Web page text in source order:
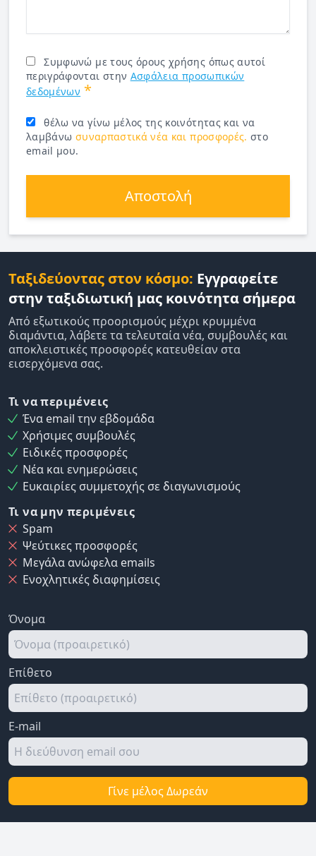
Συμφωνώ με τους όρους χρήσης όπως αυτοί
περιγράφονται στην Ασφάλεια προσωπικών
δεδομένων *
θέλω να γίνω μέλος της κοινότητας και να
λαμβάνω συναρπαστικά νέα και προσφορές. στο
email μου.
Αποστολή
Ταξιδεύοντας στον κόσμο: Εγγραφείτε
στην ταξιδιωτική μας κοινότητα σήμερα
Από εξωτικούς προορισμούς μέχρι κρυμμένα
διαμάντια, λάβετε τα τελευταία νέα, συμβουλές και
αποκλειστικές προσφορές κατευθείαν στα
εισερχόμενα σας.
Τι να περιμένεις
Ένα email την εβδομάδα
Χρήσιμες συμβουλές
Ειδικές προσφορές
Νέα και ενημερώσεις
Ευκαιρίες συμμετοχής σε διαγωνισμούς
Τι να μην περιμένεις
Spam
Ψεύτικες προσφορές
Μεγάλα ανώφελα emails
Ενοχλητικές διαφημίσεις
Όνομα
Επίθετο
E-mail
Γίνε μέλος Δωρεάν